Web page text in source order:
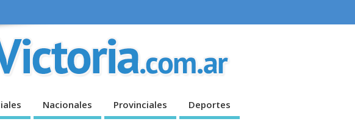
Nacionales Provinciales Deportes